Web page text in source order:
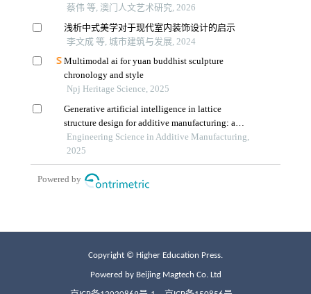
Copyright © Higher Education Press.
Powered by Beijing Magtech Co. Ltd